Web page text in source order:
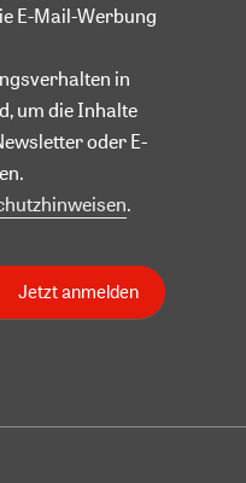
E-Mail-Werbung
in
um die Inhalte
oder E-
.
Jetzt anmelden